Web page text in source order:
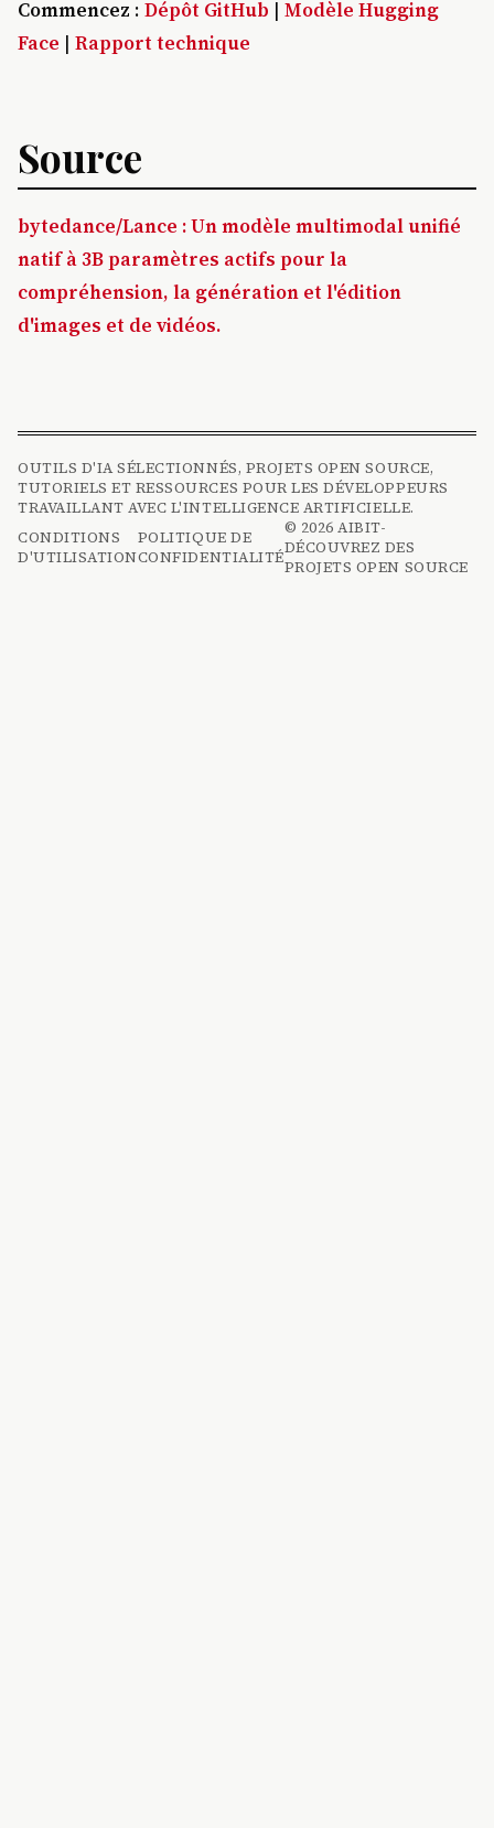
Commencez : Dépôt GitHub | Modèle Hugging
Face | Rapport technique
Source
bytedance/Lance : Un modèle multimodal unifié
natif à 3B paramètres actifs pour la
compréhension, la génération et l'édition
d'images et de vidéos.
OUTILS D'IA SÉLECTIONNÉS, PROJETS OPEN SOURCE,
TUTORIELS ET RESSOURCES POUR LES DÉVELOPPEURS
TRAVAILLANT AVEC L'INTELLIGENCE ARTIFICIELLE.
CONDITIONS
D'UTILISATION
POLITIQUE DE
CONFIDENTIALITÉ
© 2026 AIBIT-
DÉCOUVREZ DES
PROJETS OPEN SOURCE